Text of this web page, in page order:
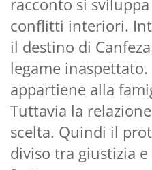
conflitti interiori.
il destino di
legame
appartiene alla
Tuttavia la
scelta. Quindi il
diviso tra giustizia